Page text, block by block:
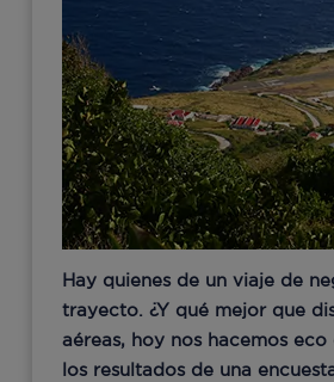
Hay quienes de un viaje de
trayecto. ¿Y qué mejor que
aéreas, hoy nos hacemos eco
los resultados de una